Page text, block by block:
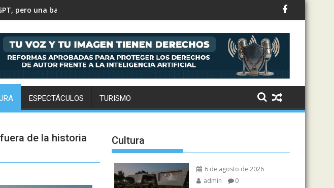
el pulso diario de la Central de Abasto
ESPECTÁCULOS TURISMO
de la historia
Cultura
6 de agosto de 2026
admin
0